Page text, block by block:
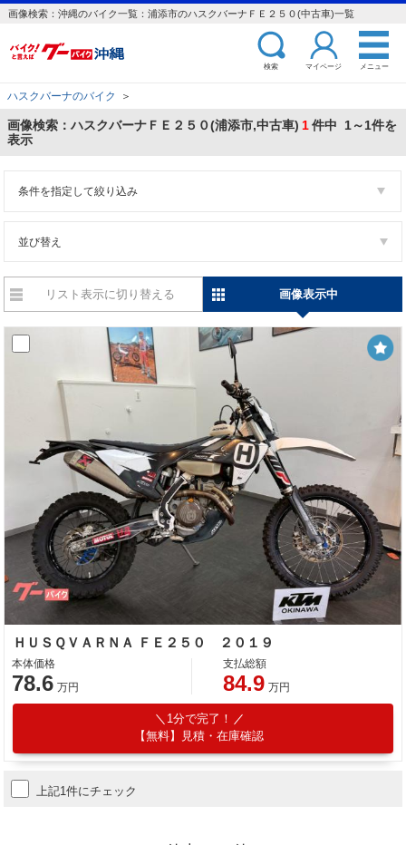
画像検索：沖縄のバイク一覧：浦添市のハスクバーナＦＥ２５０(中古車)一覧
検索 マイページ メニュー
ハスクバーナのバイク ＞
画像検索：ハスクバーナＦＥ２５０(浦添市,中古車) 1件中 1～1件を
表示
条件を指定して絞り込み
並び替え
リスト表示に切り替える 画像表示中
ＨＵＳＱＶＡＲＮＡ ＦＥ２５０ ２０１９
本体価格
78.6 万円
支払総額
84.9 万円
1分で完了！
【無料】見積・在庫確認
上記1件にチェック